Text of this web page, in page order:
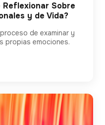
Reflexionar Sobre
y de Vida?
de examinar y
propias emociones.